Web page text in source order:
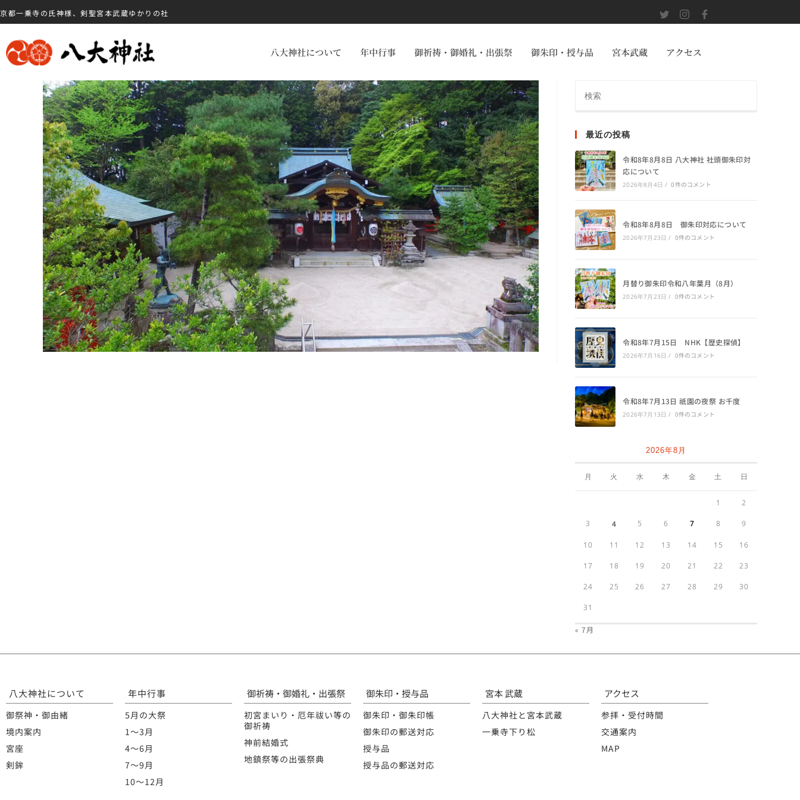
京都一乗寺の氏神様、剣聖宮本武蔵ゆかりの社
八大神社について 年中行事 御祈祷・御婚礼・出張祭 御朱印・授与品 宮本武蔵 アクセス
最近の投稿
令和8年8月8日 八大神社 社頭御朱印対
応について
2026年8月4日 / 0件のコメント
令和8年8月8日 御朱印対応について
2026年7月23日 / 0件のコメント
月替り御朱印令和八年葉月（8月）
2026年7月23日 / 0件のコメント
令和8年7月15日 NHK【歴史探偵】
2026年7月16日 / 0件のコメント
令和8年7月13日 祇園の夜祭 お千度
2026年7月13日 / 0件のコメント
2026年8月
月 火 水 木 金 土 日
1 2
3 4 5 6 7 8 9
10 11 12 13 14 15 16
17 18 19 20 21 22 23
24 25 26 27 28 29 30
31
« 7月
八大神社について
御祭神・御由緒
境内案内
宮座
剣鉾
年中行事
5月の大祭
1〜3月
4〜6月
7〜9月
10〜12月
御祈祷・御婚礼・出張祭
初宮まいり・厄年祓い等の
御祈祷
神前結婚式
地鎮祭等の出張祭典
御朱印・授与品
御朱印・御朱印帳
御朱印の郵送対応
授与品
授与品の郵送対応
宮本 武蔵
八大神社と宮本武蔵
一乗寺下り松
アクセス
参拝・受付時間
交通案内
MAP